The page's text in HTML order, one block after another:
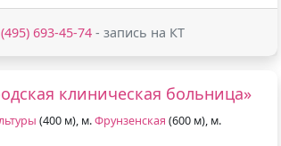
693-45-74 - запись на КТ
клиническая больница»
(400 м), м.Фрунзенская (600 м), м.